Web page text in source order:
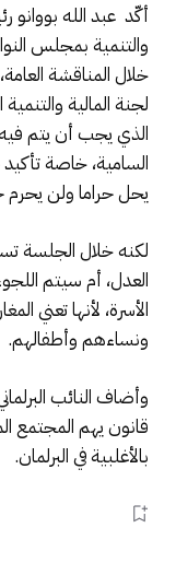
أكّد عبد الله بووانو
لجنة المالية
الذي يجب أن يتم
السامية، خاصة
يحل حراما ولن يحرم
لكنه خلال الجلسة
العدل، أم سيتم
الأسرة، لأنها تعني
ونساءهم وأطفالهم.
وأضاف النائب
قانون يهم المجتمع
بالأغلبية في البرلمان.